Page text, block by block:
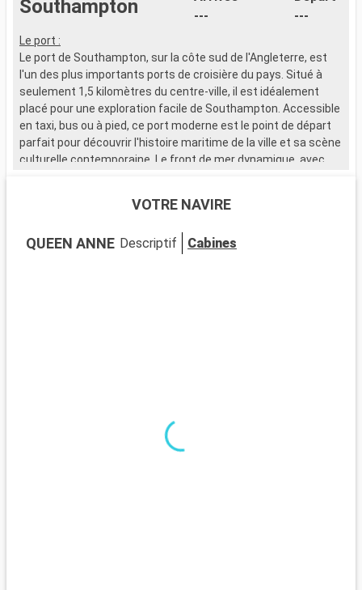
Southampton
---
---
Le port :
Le port de Southampton, sur la côte sud de l'Angleterre, est
l'un des plus importants ports de croisière du pays. Situé à
seulement 1,5 kilomètres du centre-ville, il est idéalement
placé pour une exploration facile de Southampton. Accessible
en taxi, bus ou à pied, ce port moderne est le point de départ
parfait pour découvrir l'histoire maritime de la ville et sa scène
culturelle contemporaine. Le front de mer dynamique, avec
Southampton, ville portuaire chargée d'histoire, est riche en
Les environs de Southampton proposent de nombreuses
excursions. Le parc national de New Forest, proche de la ville,
VOTRE NAVIRE
QUEEN ANNE Descriptif Cabines